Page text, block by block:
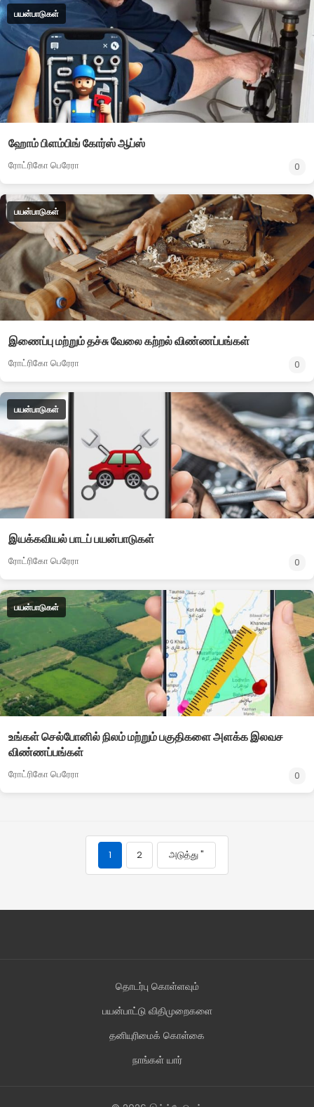
பயன்பாடுகள்
ஹோம் பிளம்பிங் கோர்ஸ் ஆப்ஸ்
ரோட்ரிகோ பெரேரா 0
பயன்பாடுகள்
இணைப்பு மற்றும் தச்சு வேலை கற்றல் விண்ணப்பங்கள்
ரோட்ரிகோ பெரேரா 0
பயன்பாடுகள்
இயக்கவியல் பாடப் பயன்பாடுகள்
ரோட்ரிகோ பெரேரா 0
பயன்பாடுகள்
உங்கள் செல்போனில் நிலம் மற்றும் பகுதிகளை அளக்க இலவச
விண்ணப்பங்கள்
ரோட்ரிகோ பெரேரா 0
1 2 அடுத்து "
தொடர்பு கொள்ளவும்
பயன்பாட்டு விதிமுறைகளை
தனியுரிமைக் கொள்கை
நாங்கள் யார்